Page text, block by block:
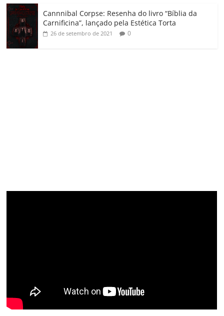
Cannnibal Corpse: Resenha do livro “Bíblia da
Carnificina”, lançado pela Estética Torta
26 de setembro de 2021 0